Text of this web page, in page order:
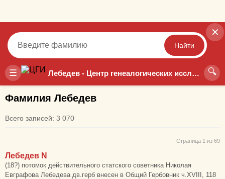
☰ Лебедев - Центр генеалогических исследований 🔍
✕
Найти
Точный Неточный
Фамилия Лебедев
Всего записей: 3 070
Страница 1 из 69
Лебедев N
(18?) потомок действительного статского советника Николая
Евграфова Лебедева дв.герб внесен в Общий Гербовник ч.XVIII, 118